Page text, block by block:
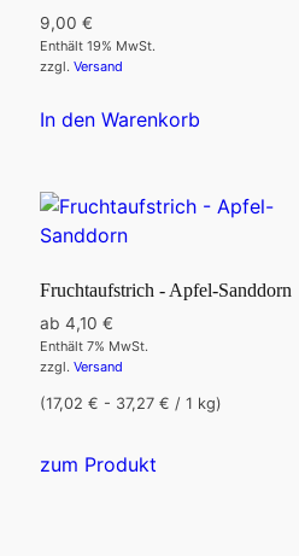
9,00 €
Enthält 19% MwSt.
zzgl. Versand
In den Warenkorb
Fruchtaufstrich - Apfel-Sanddorn
ab 4,10 €
Enthält 7% MwSt.
zzgl. Versand
(17,02 € - 37,27 € / 1 kg)
zum ProduktProdukt